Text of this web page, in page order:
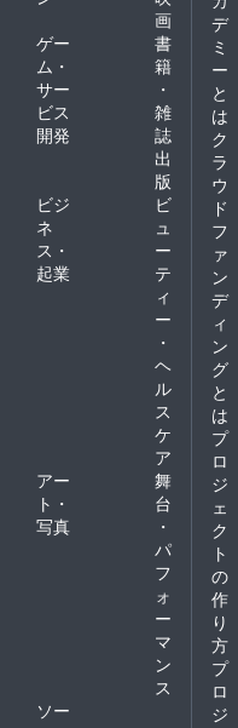
画
ゲー
ム・
サー
ビス
開発
書
籍
・
雑
誌
出
版
ビジ
ネ
ス・
起業
ビ
ュ
ー
テ
ィ
ー
・
ヘ
ル
ス
ケ
ア
アー
ト・
写真
舞
台
・
パ
フ
ォ
ー
マ
ン
ス
ソー
デ
ミ
ー
と
は
ク
ラ
ウ
ド
フ
ァ
ン
デ
ィ
ン
グ
と
は
プ
ロ
ジ
ェ
ク
ト
の
作
り
方
プ
ロ
ジ